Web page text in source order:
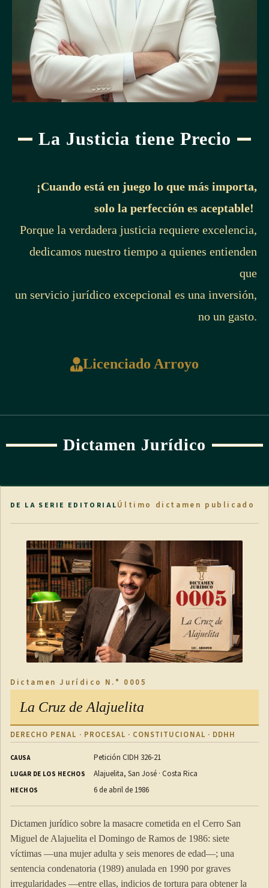
La Justicia tiene Precio
¡Cuando está en juego lo que más importa,
solo la perfección es aceptable!
Porque la verdadera justicia requiere excelencia,
dedicamos nuestro tiempo a quienes entienden
que
un servicio jurídico excepcional es una inversión,
no un gasto.
Licenciado Arroyo
Dictamen Jurídico
DE LA SERIE EDITORIALÚltimo dictamen publicado
Dictamen Jurídico N.° 0005
La Cruz de Alajuelita
DERECHO PENAL · PROCESAL · CONSTITUCIONAL · DDHH
CAUSA Petición CIDH 326-21
LUGAR DE LOS HECHOS Alajuelita, San José · Costa Rica
HECHOS 6 de abril de 1986
Dictamen jurídico sobre la masacre cometida en el Cerro San
Miguel de Alajuelita el Domingo de Ramos de 1986: siete
víctimas —una mujer adulta y seis menores de edad—; una
sentencia condenatoria (1989) anulada en 1990 por graves
irregularidades —entre ellas, indicios de tortura para obtener la